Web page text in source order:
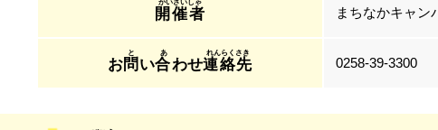
開催者 まちなかキャン
お問 い合わせ連絡先 0258-39-3300